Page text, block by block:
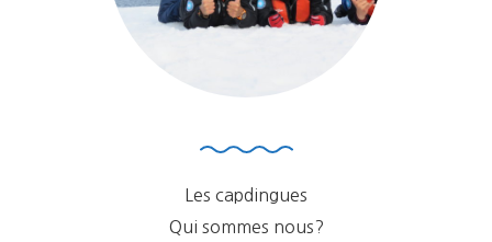
Les capdingues
Qui sommes nous?